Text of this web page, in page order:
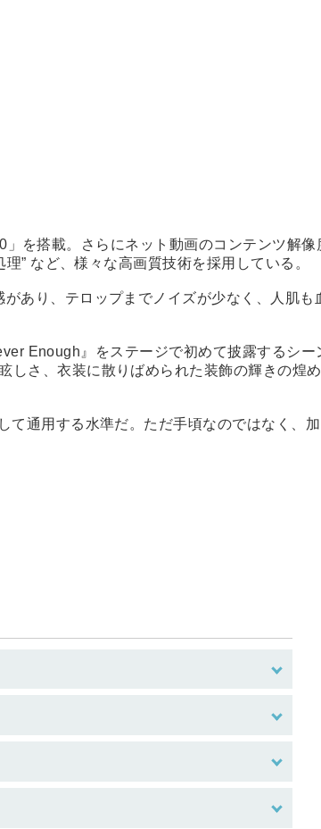
を搭載。さらにネット動画のコンテンツ解像
” など、様々な高画質技術を採用している。
あり、テロップまでノイズが少なく、人肌も
Enough』をステージで初めて披露するシー
しさ、衣装に散りばめられた装飾の輝きの煌
通用する水準だ。ただ手頃なのではなく、